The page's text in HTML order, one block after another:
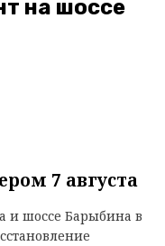
на шоссе
7 августа
и шоссе Барыбина в